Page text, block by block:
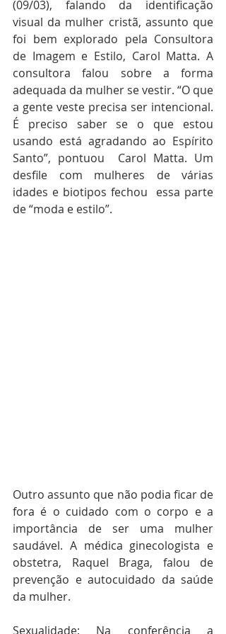
(09/03), falando da identificação
visual da mulher cristã, assunto que
foi bem explorado pela Consultora
de Imagem e Estilo, Carol Matta. A
consultora falou sobre a forma
adequada da mulher se vestir. “O que
a gente veste precisa ser intencional.
É preciso saber se o que estou
usando está agradando ao Espírito
Santo”, pontuou  Carol Matta. Um
desfile com mulheres de várias
idades e biotipos fechou  essa parte
de “moda e estilo”.
Outro assunto que não podia ficar de
fora é o cuidado com o corpo e a
importância de ser uma mulher
saudável. A médica ginecologista e
obstetra, Raquel Braga, falou de
prevenção e autocuidado da saúde
da mulher.
Sexualidade: Na conferência a